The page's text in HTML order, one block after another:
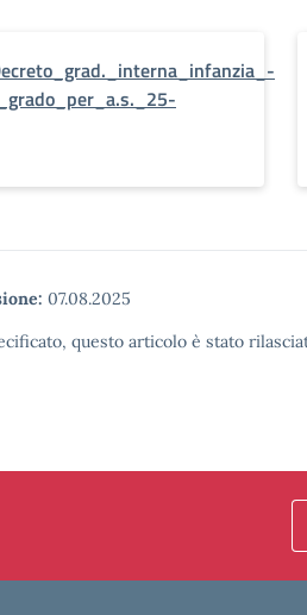
07.08.2025
questo articolo è stato